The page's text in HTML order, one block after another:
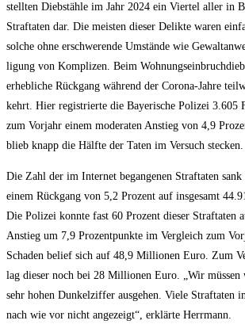
stell­ten Dieb­stäh­le im Jahr 2024 ein Vier­tel aller in
Straf­ta­ten dar. Die meis­ten die­ser Delik­te waren
sol­che ohne erschwe­ren­de Umstän­de wie
li­gung von Kom­pli­zen. Beim
erheb­li­che Rück­gang wäh­rend der Coro­na-Jah­re
kehrt. Hier regis­trier­te die Baye­ri­sche Poli­zei 3.605
zum Vor­jahr einem mode­ra­ten Anstieg von 4,9
blieb knapp die Hälf­te der Taten im Ver­such stecken.
Die Zahl der im Inter­net began­ge­nen Straf­ta­ten
einem Rück­gang von 5,2 Pro­zent auf ins­ge­samt
Die Poli­zei konn­te fast 60 Pro­zent die­ser Straf­ta­ten
Anstieg um 7,9 Pro­zent­punk­te im Ver­gleich zum
Scha­den belief sich auf 48,9 Mil­lio­nen Euro. Zum
lag die­ser noch bei 28 Mil­lio­nen Euro. „Wir
sehr hohen Dun­kel­zif­fer aus­ge­hen. Vie­le Straf­ta­ten
nach wie vor nicht ange­zeigt“, erklär­te Herrmann.